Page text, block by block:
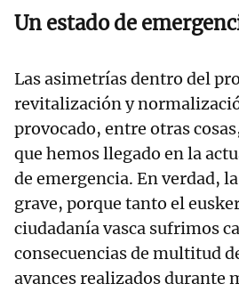
Un estado de
Las asimetrías dentro del
revitalización y
provocado, entre otras
que hemos llegado en la
de emergencia. En verdad,
grave, porque tanto el
ciudadanía vasca sufrimos
consecuencias de multitud
avances realizados durante